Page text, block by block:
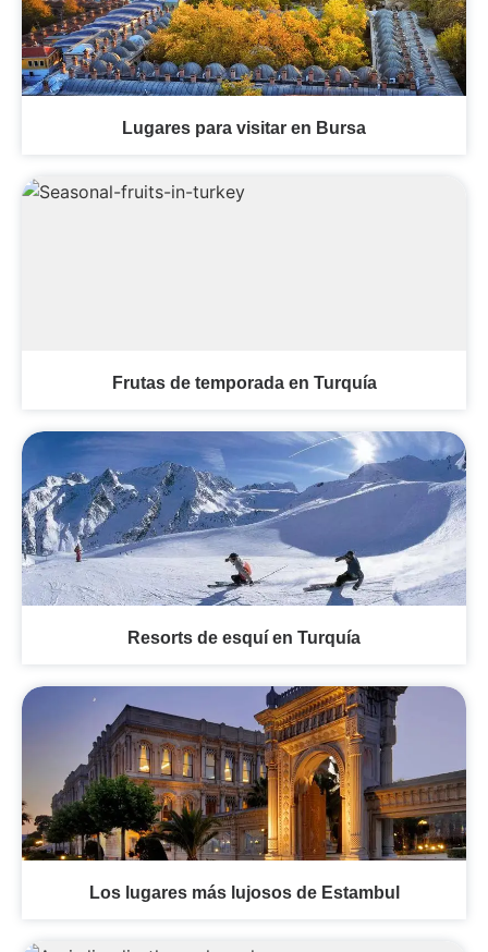
Lugares para visitar en Bursa
Frutas de temporada en Turquía
Resorts de esquí en Turquía
Los lugares más lujosos de Estambul